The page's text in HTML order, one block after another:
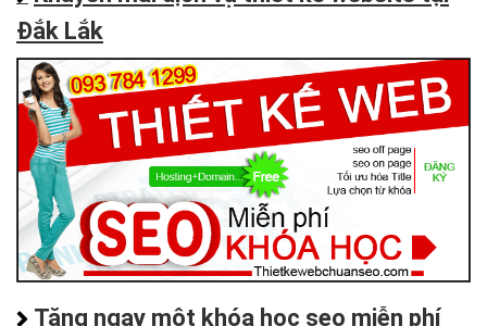
Đắk Lắk
Tặng ngay một khóa học seo miễn phí